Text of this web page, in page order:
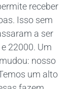
receber
Isso sem
a ser
22000. Um
nosso
um alto